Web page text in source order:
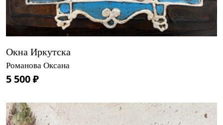
Окна Иркутска
Романова Оксана
5 500 ₽